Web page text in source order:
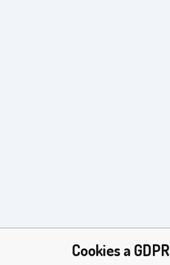
Cookies a GDPR